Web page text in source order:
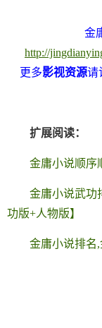
金
http://
更多影视资源请
扩展阅读：
金庸小说顺序
金庸小说武功
功版+人物版】
金庸小说排名